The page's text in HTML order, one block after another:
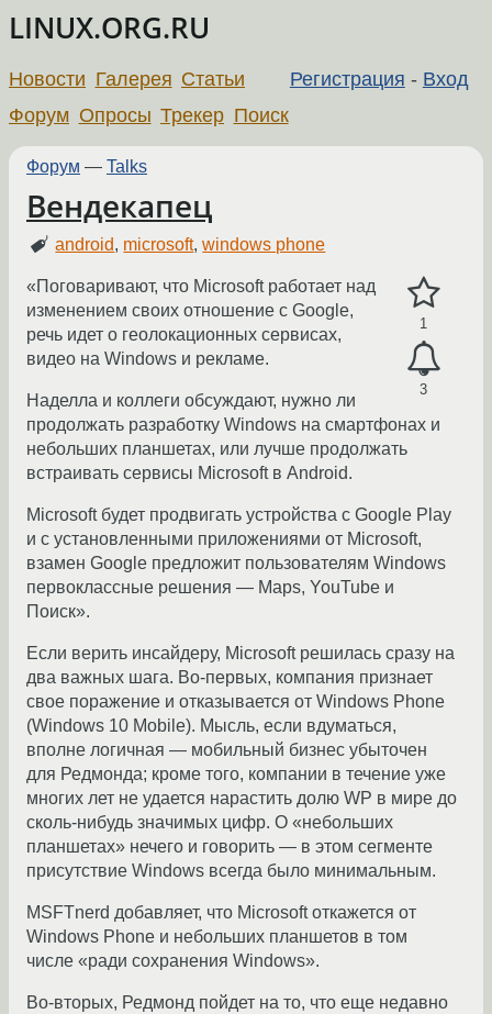
LINUX.ORG.RU
Регистрация - Вход
Новости Галерея Статьи
Форум Опросы Трекер Поиск
Форум — Talks
Вендекапец
android, microsoft,windows phone
1
3
«Поговаривают, что Microsoft работает над
изменением своих отношение с Google,
речь идет о геолокационных сервисах,
видео на Windows и рекламе.
Наделла и коллеги обсуждают, нужно ли
продолжать разработку Windows на смартфонах и
небольших планшетах, или лучше продолжать
встраивать сервисы Microsoft в Android.
Microsoft будет продвигать устройства с Google Play
и с установленными приложениями от Microsoft,
взамен Google предложит пользователям Windows
первоклассные решения — Maps, YouTube и
Поиск».
Если верить инсайдеру, Microsoft решилась сразу на
два важных шага. Во-первых, компания признает
свое поражение и отказывается от Windows Phone
(Windows 10 Mobile). Мысль, если вдуматься,
вполне логичная — мобильный бизнес убыточен
для Редмонда; кроме того, компании в течение уже
многих лет не удается нарастить долю WP в мире до
сколь-нибудь значимых цифр. О «небольших
планшетах» нечего и говорить — в этом сегменте
присутствие Windows всегда было минимальным.
MSFTnerd добавляет, что Microsoft откажется от
Windows Phone и небольших планшетов в том
числе «ради сохранения Windows».
Во-вторых, Редмонд пойдет на то, что еще недавно